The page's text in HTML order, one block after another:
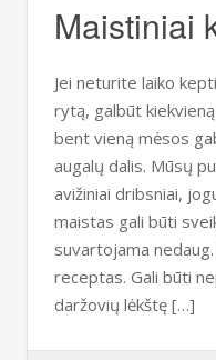
Maistiniai
Jei neturite laiko
rytą, galbūt
bent vieną mėsos
augalų dalis. Mūsų
avižiniai dribsniai,
maistas gali būti
suvartojama
receptas. Gali būti
daržovių lėkštę […]